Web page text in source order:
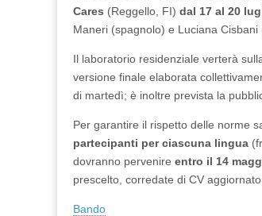
Cares (Reggello, FI) dal 17 al 20
Maneri (spagnolo) e Luciana Cisbani
Il laboratorio residenziale verterà
versione finale elaborata
di martedì; è inoltre prevista la
Per garantire il rispetto delle norme
partecipanti per ciascuna lingua
dovranno pervenire entro il 14
prescelto, corredate di CV
Bando